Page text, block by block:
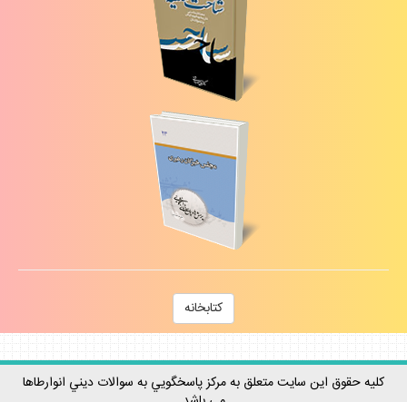
كتابخانه
كليه حقوق اين سايت متعلق به مركز پاسخگويي به سوالات ديني انوارطاها